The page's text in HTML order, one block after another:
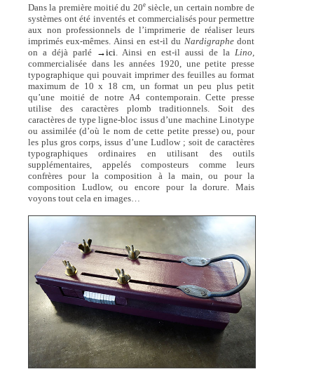
Dans la première moitié du 20esiècle, un certain nombre de
systèmes ont été inventés et commercialisés pour permettre
aux non professionnels de l’imprimerie de réaliser leurs
imprimés eux-mêmes. Ainsi en est-il du Nardigraphedont
on a déjà parlé →ici. Ainsi en est-il aussi de laLino,
commercialisée dans les années 1920, une petite presse
typographique qui pouvait imprimer des feuilles au format
maximum de 10 x 18 cm, un format un peu plus petit
qu’une moitié de notre A4 contemporain. Cette presse
utilise des caractères plomb traditionnels. Soit des
caractères de type ligne-bloc issus d’une machine Linotype
ou assimilée (d’où le nom de cette petite presse) ou, pour
les plus gros corps, issus d’une Ludlow ; soit de caractères
typographiques ordinaires en utilisant des outils
supplémentaires, appelés composteurs comme leurs
confrères pour la composition à la main, ou pour la
composition Ludlow, ou encore pour la dorure. Mais
voyons tout cela en images…